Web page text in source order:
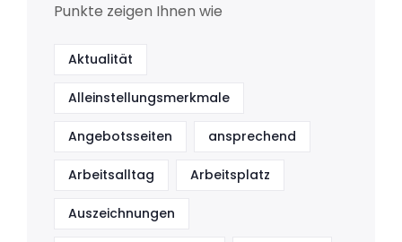
Punkte zeigen Ihnen wie
Aktualität
Alleinstellungsmerkmale
Angebotsseiten ansprechend
Arbeitsalltag Arbeitsplatz
Auszeichnungen